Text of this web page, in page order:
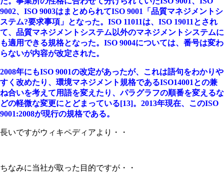
9002、ISO 9003はまとめられてISO 9001「品質マネジメントシ
ステム?要求事項」となった。ISO 11011は、ISO 19011とされ
て、品質マネジメントシステム以外のマネジメントシステムに
も適用できる規格となった。ISO 9004については、番号は変わ
らないが内容が改定された。
2008年にもISO 9001の改定があったが、これは語句をわかりや
すく改めたり、環境マネジメント規格であるISO14001との兼
ね合いを考えて用語を変えたり、パラグラフの順番を変えるな
どの軽微な変更にとどまっている[13]。2013年現在、このISO
9001:2008が現行の規格である。
長いですがウィキペディアより・・
ちなみに当社が取った目的ですが・・